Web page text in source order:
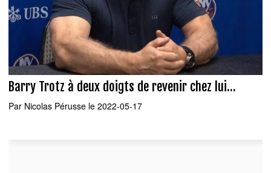
Barry Trotz à deux doigts de revenir chez lui...
Par Nicolas Pérusse le 2022-05-17